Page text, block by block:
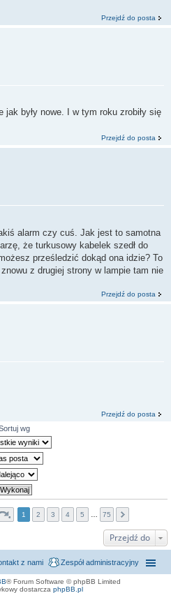
Przejdź do posta
jak były nowe. I w tym roku zrobiły się
Przejdź do posta
alarm czy cuś. Jak jest to samotna
że turkusowy kabelek szedł do
prześledzić dokąd ona idzie? To
znowu z drugiej strony w lampie tam nie
Przejdź do posta
Przejdź do posta
wg
1 2 3 4 5 … 75
Przejdź do
Zespół administracyjny
z nami
® Forum Software © phpBB Limited
dostarcza phpBB.pl